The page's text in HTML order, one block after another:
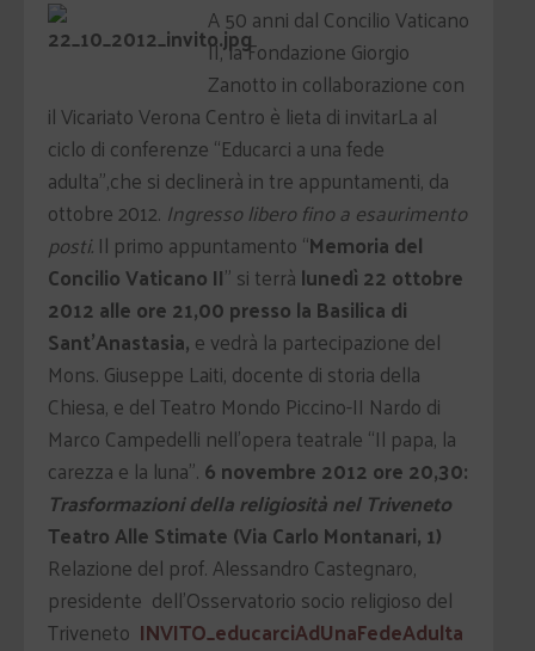
A 50 anni dal Concilio Vaticano
II, la Fondazione Giorgio
Zanotto in collaborazione con
il Vicariato Verona Centro è lieta di invitarLa al
ciclo di conferenze “Educarci a una fede
adulta”,che si declinerà in tre appuntamenti, da
ottobre 2012. Ingresso libero fino a esaurimento
posti. Il primo appuntamento “Memoria del
Concilio Vaticano II” si terrà lunedì 22 ottobre
2012 alle ore 21,00 presso la Basilica di
Sant’Anastasia, e vedrà la partecipazione del
Mons. Giuseppe Laiti, docente di storia della
Chiesa, e del Teatro Mondo Piccino-II Nardo di
Marco Campedelli nell’opera teatrale “Il papa, la
carezza e la luna”. 6 novembre 2012 ore 20,30:
Trasformazioni della religiosità nel Triveneto
Teatro Alle Stimate (Via Carlo Montanari, 1)
Relazione del prof. Alessandro Castegnaro,
presidente dell’Osservatorio socio religioso del
Triveneto INVITO_educarciAdUnaFedeAdulta